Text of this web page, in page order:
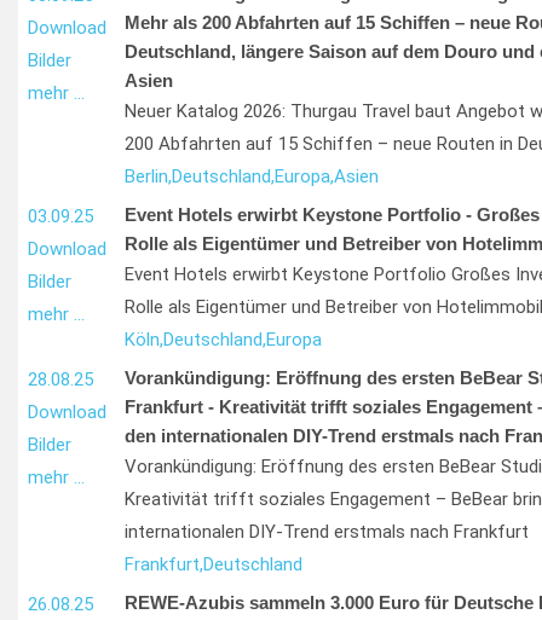
Download
Bilder
mehr …
Mehr als 200 Abfahrten auf 15 Schiffen – neue
Deutschland, längere Saison auf dem Douro und
Asien
Neuer Katalog 2026: Thurgau Travel baut Angebot
200 Abfahrten auf 15 Schiffen – neue Routen in
Berlin,Deutschland,Europa,Asien
03.09.25
Download
Bilder
mehr …
Event Hotels erwirbt Keystone Portfolio -
Rolle als Eigentümer und Betreiber von
Event Hotels erwirbt Keystone Portfolio Großes
Rolle als Eigentümer und Betreiber von
Köln,Deutschland,Europa
28.08.25
Download
Bilder
mehr …
Vorankündigung: Eröffnung des ersten BeBear
Frankfurt - Kreativität trifft soziales Engagement
den internationalen DIY-Trend erstmals nach
Vorankündigung: Eröffnung des ersten BeBear
Kreativität trifft soziales Engagement – BeBear
internationalen DIY-Trend erstmals nach Frankfurt
Frankfurt,Deutschland
26.08.25
REWE-Azubis sammeln 3.000 Euro für